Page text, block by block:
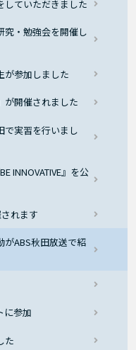
ていただきました
究・勉強会を開催し
が参加しました
が開催されました
で実習を行いまし
INNOVATIVE』を公
れます
ABS秋田放送で紹
に参加
た